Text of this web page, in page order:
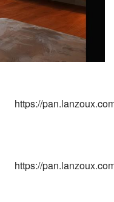
https://
https://